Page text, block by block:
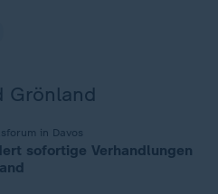
Grönland
in Davos
sofortige Verhandlungen